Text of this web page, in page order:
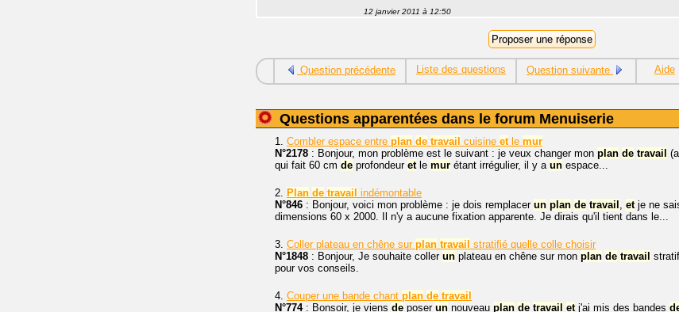
12 janvier 2011 à 12:50
Question précédente Liste des questions Question suivante Aide
Questions apparentées dans le forum Menuiserie
1. Combler espace entre plan de travail cuisine etle mur
N°2178 : Bonjour, mon problème est le suivant : je veux changer mon plan de travail
qui fait 60 cm de profondeur etle mur étant irrégulier, il y a un espace...
2. Plan de travail indémontable
N°846 : Bonjour, voici mon problème : je dois remplacer un plan de travail , etje ne
dimensions 60 x 2000. Il n'y a aucune fixation apparente. Je dirais qu'il tient dans le...
3. Coller plateau en chêne sur plan travail stratifié quelle colle choisir
N°1848 : Bonjour, Je souhaite coller un plateau en chêne sur mon plan de travail
pour vos conseils.
4. Couper une bande chant plan de travail
N°774: Bonsoir, je viens de poser un nouveau plan de travail etj'ai mis des bandes